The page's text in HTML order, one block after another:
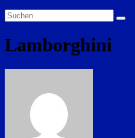
Lamborghini